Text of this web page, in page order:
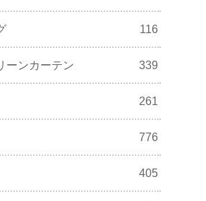
116
ーンカーテン 339
261
776
405